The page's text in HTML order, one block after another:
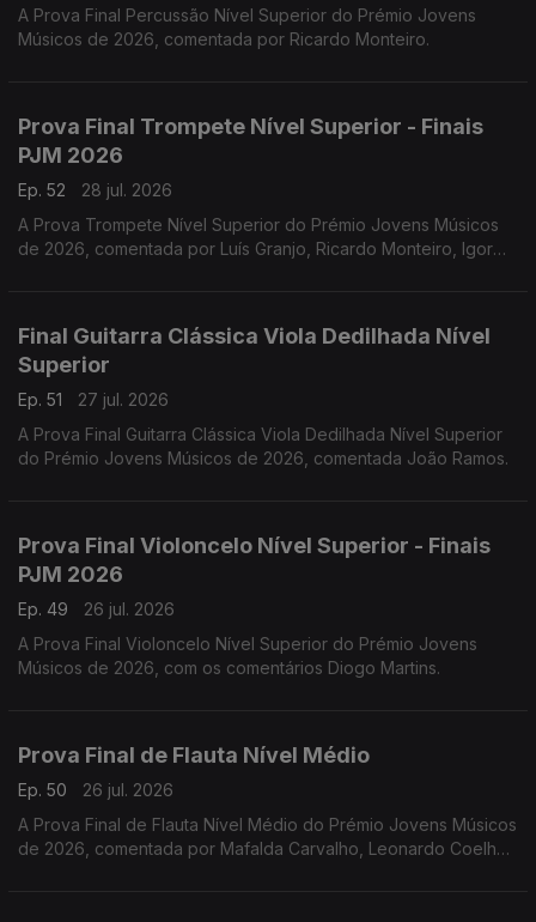
A Prova Final Percussão Nível Superior do Prémio Jovens
Músicos de 2026, comentada por Ricardo Monteiro.
Prova Final Trompete Nível Superior - Finais
PJM 2026
Ep. 52
28 jul. 2026
A Prova Trompete Nível Superior do Prémio Jovens Músicos
de 2026, comentada por Luís Granjo, Ricardo Monteiro, Igor
Final Guitarra Clássica Viola Dedilhada Nível
Superior
Ep. 51
27 jul. 2026
A Prova Final Guitarra Clássica Viola Dedilhada Nível Superior
do Prémio Jovens Músicos de 2026, comentada João Ramos.
Prova Final Violoncelo Nível Superior - Finais
PJM 2026
Ep. 49
26 jul. 2026
A Prova Final Violoncelo Nível Superior do Prémio Jovens
Músicos de 2026, com os comentários Diogo Martins.
Prova Final de Flauta Nível Médio
Ep. 50
26 jul. 2026
A Prova Final de Flauta Nível Médio do Prémio Jovens Músicos
de 2026, comentada por Mafalda Carvalho, Leonardo Coelho,